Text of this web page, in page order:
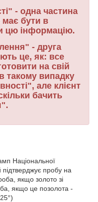
- одна частина
має бути в
цю інформацію.
- друга
це, як: все
на свій
такому випадку
але клієнт
бачить
Національної
підтверджує пробу на
якщо золото зі
якщо це позолота -